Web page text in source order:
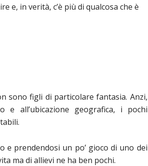
e, in verità, c’è più di qualcosa che è
sono figli di particolare fantasia. Anzi,
e all’ubicazione geografica, i pochi
e prendendosi un po’ gioco di uno dei
ma di allievi ne ha ben pochi.